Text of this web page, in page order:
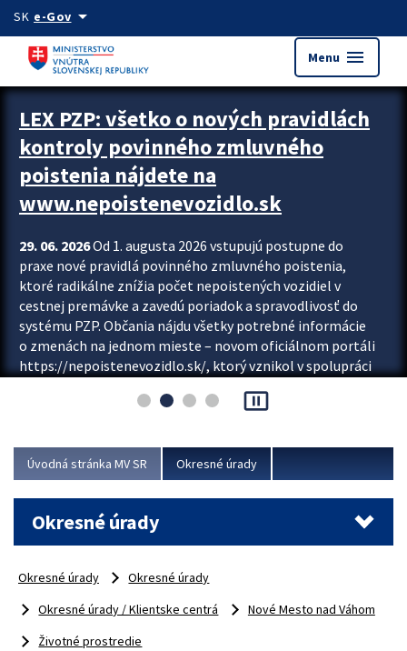
Preskocit na hlavný obsah
SK e-Govarrow_drop_down
Menu menu
Zastavit automatický posun upútavok
LEX PZP: všetko o nových pravidlách
kontroly povinného zmluvného
poistenia nájdete na
www.nepoistenevozidlo.sk
29. 06. 2026Od 1. augusta 2026 vstupujú postupne do
praxe nové pravidlá povinného zmluvného poistenia,
ktoré radikálne znížia počet nepoistených vozidiel v
cestnej premávke a zavedú poriadok a spravodlivosť do
systému PZP. Občania nájdu všetky potrebné informácie
o zmenách na jednom mieste – novom oficiálnom portáli
https://nepoistenevozidlo.sk/, ktorý vznikol v spolupráci
asociácie poisťovní (SLASPO) a Ministerstva vnútra SR.
Viac
pause_presentation
Úvodná stránka MV SR Okresné úrady
Okresné úrady
Okresné úrady
Okresné úrady
Okresné úrady / Klientske centrá
Nové Mesto nad Váhom
Životné prostredie